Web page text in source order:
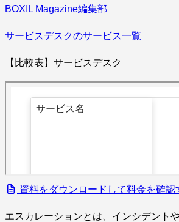
BOXIL Magazine編集部
サービスデスクのサービス一覧
【比較表】サービスデスク
資料をダウンロードして料金を確認
エスカレーションとは、インシデント